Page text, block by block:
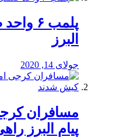
پلمب
البرز
جولای 14, 2020
مسافران
پیام البرز